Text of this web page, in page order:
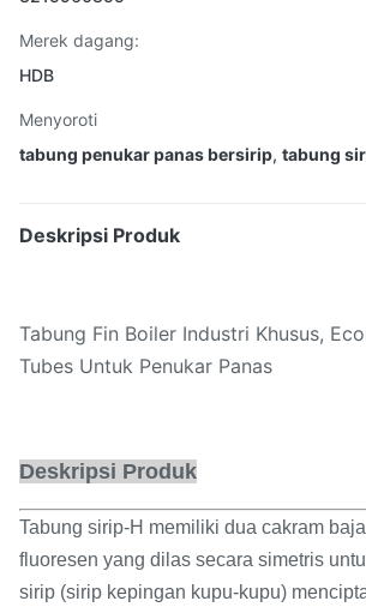
Merek dagang:
HDB
Menyoroti
tabung penukar panas bersirip, tabung
Deskripsi Produk
Tabung Fin Boiler Industri Khusus,
Tubes Untuk Penukar Panas
Deskripsi Produk
Tabung sirip-H memiliki dua cakram
fluoresen yang dilas secara simetris
sirip (sirip kepingan kupu-kupu)